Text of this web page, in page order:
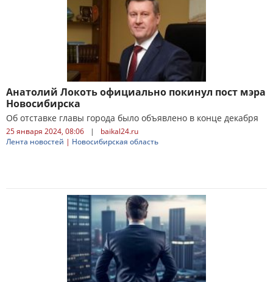
Анатолий Локоть официально покинул пост мэра
Новосибирска
Об отставке главы города было объявлено в конце декабря
25 января 2024, 08:06 |
baikal24.ru
Лента новостей | Новосибирская область